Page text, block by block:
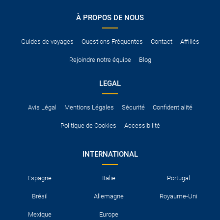
Pour vous en assurer, vous pouvez vous renseigner auprès des
services consulaires du pays concerné.
À PROPOS DE NOUS
Guides de voyages Questions Fréquentes Contact Affiliés
Rejoindre notre équipe Blog
LEGAL
Avis Légal Mentions Légales Sécurité Confidentialité
Politique de Cookies Accessibilité
INTERNATIONAL
Espagne Italie Portugal
Brésil Allemagne Royaume-Uni
Mexique Europe